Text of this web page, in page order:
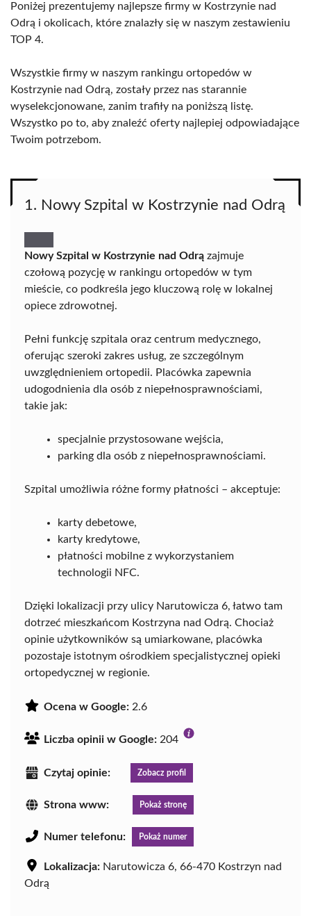
Poniżej prezentujemy najlepsze firmy w Kostrzynie nad
Odrą i okolicach, które znalazły się w naszym zestawieniu
TOP 4.
Wszystkie firmy w naszym rankingu ortopedów w
Kostrzynie nad Odrą, zostały przez nas starannie
wyselekcjonowane, zanim trafiły na poniższą listę.
Wszystko po to, aby znaleźć oferty najlepiej odpowiadające
Twoim potrzebom.
1. Nowy Szpital w Kostrzynie nad Odrą
Nowy Szpital w Kostrzynie nad Odrą zajmuje
czołową pozycję w rankingu ortopedów w tym
mieście, co podkreśla jego kluczową rolę w lokalnej
opiece zdrowotnej.
Pełni funkcję szpitala oraz centrum medycznego,
oferując szeroki zakres usług, ze szczególnym
uwzględnieniem ortopedii. Placówka zapewnia
udogodnienia dla osób z niepełnosprawnościami,
takie jak:
specjalnie przystosowane wejścia,
parking dla osób z niepełnosprawnościami.
Szpital umożliwia różne formy płatności – akceptuje:
karty debetowe,
karty kredytowe,
płatności mobilne z wykorzystaniem
technologii NFC.
Dzięki lokalizacji przy ulicy Narutowicza 6, łatwo tam
dotrzeć mieszkańcom Kostrzyna nad Odrą. Chociaż
opinie użytkowników są umiarkowane, placówka
pozostaje istotnym ośrodkiem specjalistycznej opieki
ortopedycznej w regionie.
Ocena w Google: 2.6
Liczba opinii w Google: 204
Czytaj opinie: Zobacz profil
Strona www: Pokaż stronę
Numer telefonu: Pokaż numer
Lokalizacja: Narutowicza 6, 66-470 Kostrzyn nad
Odrą